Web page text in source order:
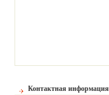
Контактная информация